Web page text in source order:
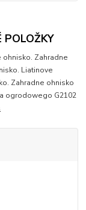
ohnisko. Zahradne
Liatinove
Zahradne ohnisko
ogrodowego G2102